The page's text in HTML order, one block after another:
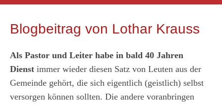
Blogbeitrag von Lothar Krauss
Als Pastor und Leiter habe in bald 40 Jahren
Dienst immer wieder diesen Satz von Leuten aus der
Gemeinde gehört, die sich eigentlich (geistlich) selbst
versorgen können sollten. Die andere voranbringen